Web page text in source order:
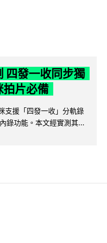
四發一收同步獨
片必備
支援「四發一收」分軌錄
錄功能。本文經實測其...